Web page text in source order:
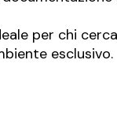
per chi
esclusivo.